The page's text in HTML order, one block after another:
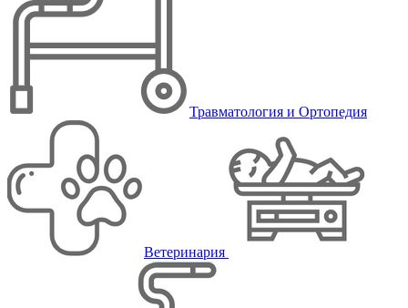
Травматология и Ортопедия
Ветеринария